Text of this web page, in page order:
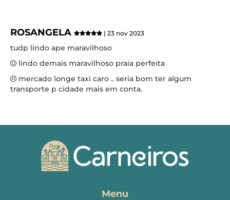
ROSANGELA | 23 nov 2023
tudp lindo ape maravilhoso
lindo demais maravilhoso praia perfeita
mercado longe taxi caro .. seria bom ter algum
transporte p cidade mais em conta.
Menu